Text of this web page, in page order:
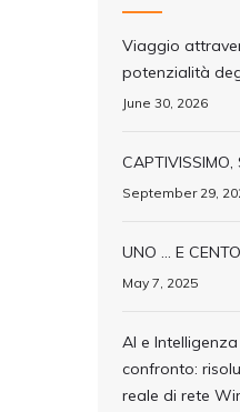
Viaggio
potenzialità
June 30, 2026
CAPTIVISSIMO,
September 29,
UNO … E
May 7, 2025
AI e
confronto:
reale di rete